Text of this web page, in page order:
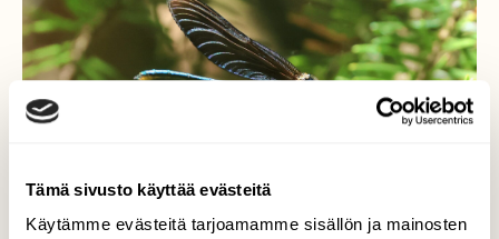
Tämä sivusto käyttää evästeitä
Käytämme evästeitä tarjoamamme sisällön ja mainosten